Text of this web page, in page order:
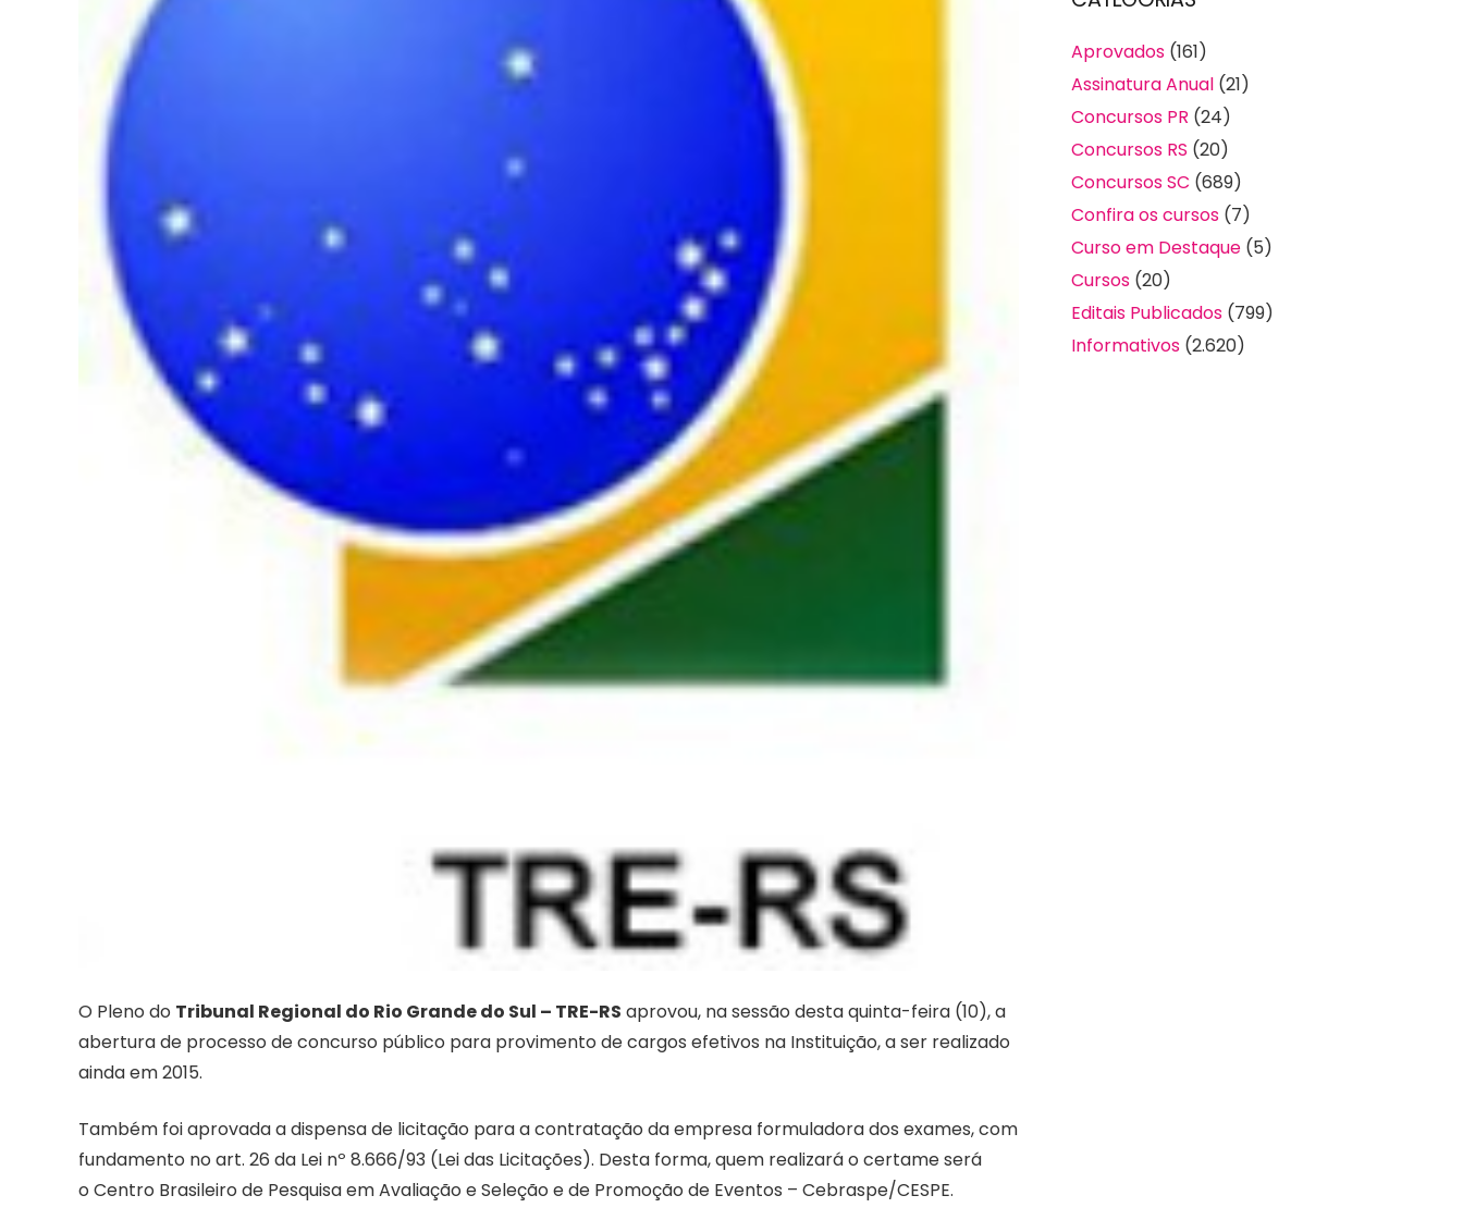
O Pleno do Tribunal Regional do Rio Grande do Sul – TRE-RS aprovou, na sessão desta quinta-feira (10), a
abertura de processo de concurso público para provimento de cargos efetivos na Instituição, a ser realizado
ainda em 2015.
Também foi aprovada a dispensa de licitação para a contratação da empresa formuladora dos exames, com
fundamento no art. 26 da Lei nº 8.666/93 (Lei das Licitações). Desta forma, quem realizará o certame será
o Centro Brasileiro de Pesquisa em Avaliação e Seleção e de Promoção de Eventos – Cebraspe/CESPE.
Aprovados (161)
Assinatura Anual (21)
Concursos PR (24)
Concursos RS (20)
Concursos SC (689)
Confira os cursos (7)
Curso em Destaque (5)
Cursos (20)
Editais Publicados (799)
Informativos (2.620)